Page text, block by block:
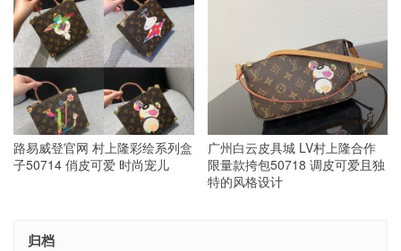
路易威登官网 村上隆彩绘系列盒
子50714 俏皮可爱 时尚宠儿
广州白云皮具城 LV村上隆合作
限量款挎包50718 调皮可爱且独
特的风格设计
归档